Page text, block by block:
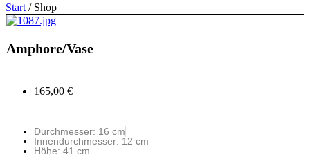
Start / Shop
Amphore/Vase
165,00 €
Durchmesser: 16 cm
Innendurchmesser: 12 cm
Höhe: 41 cm